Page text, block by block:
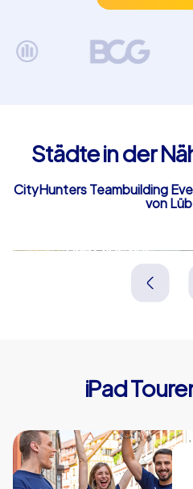
Städte in der
CityHunters Teambuilding
von
Bad Oldesloe
Deutschland
iPad